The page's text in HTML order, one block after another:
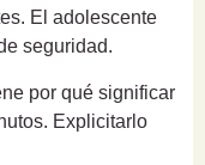
El adolescente
seguridad.
por qué significar
Explicitarlo